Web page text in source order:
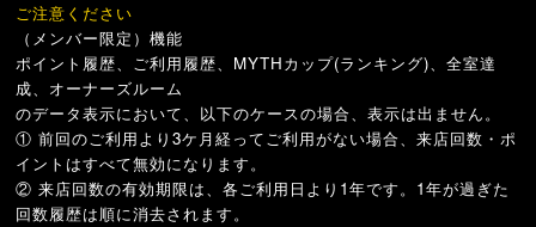
ご注意ください
（メンバー限定）機能
ポイント履歴、ご利用履歴、MYTHカップ(ランキング)、全室達
成、オーナーズルーム
のデータ表示において、以下のケースの場合、表示は出ません。
① 前回のご利用より3ケ月経ってご利用がない場合、来店回数・ポ
イントはすべて無効になります。
② 来店回数の有効期限は、各ご利用日より1年です。1年が過ぎた
回数履歴は順に消去されます。